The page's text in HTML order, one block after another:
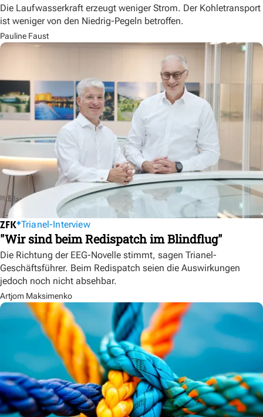
Die Laufwasserkraft erzeugt weniger Strom. Der Kohletransport
ist weniger von den Niedrig-Pegeln betroffen.
Pauline Faust
Trianel-Interview
"Wir sind beim Redispatch im Blindflug"
Die Richtung der EEG-Novelle stimmt, sagen Trianel-
Geschäftsführer. Beim Redispatch seien die Auswirkungen
jedoch noch nicht absehbar.
Artjom Maksimenko